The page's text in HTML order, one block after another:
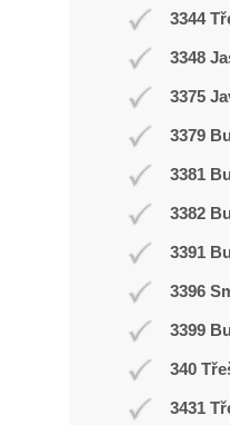
3344
3348
3375
3379
3381
3382
3391
3396
3399
340
3431